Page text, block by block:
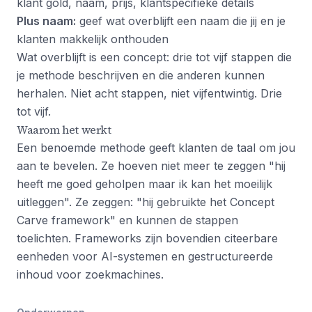
klant gold, naam, prijs, klantspecifieke details
Plus naam: geef wat overblijft een naam die jij en je
klanten makkelijk onthouden
Wat overblijft is een concept: drie tot vijf stappen die
je methode beschrijven en die anderen kunnen
herhalen. Niet acht stappen, niet vijfentwintig. Drie
tot vijf.
Waarom het werkt
Een benoemde methode geeft klanten de taal om jou
aan te bevelen. Ze hoeven niet meer te zeggen "hij
heeft me goed geholpen maar ik kan het moeilijk
uitleggen". Ze zeggen: "hij gebruikte het Concept
Carve framework" en kunnen de stappen
toelichten. Frameworks zijn bovendien citeerbare
eenheden voor AI-systemen en gestructureerde
inhoud voor zoekmachines.